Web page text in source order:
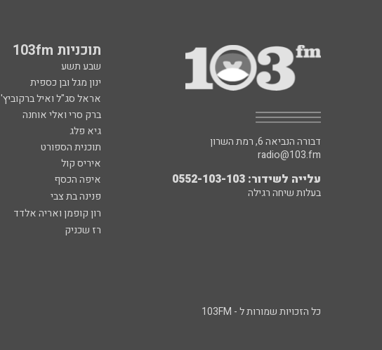
תוכניות 103fm
שבע תשע
ינון מגל ובן כספית
אראל סג"ל ואיל ברקוביץ'
ברק סרי ואלי אוחנה
גיא פלג
תוכנית הספורט
איריס קול
איפה הכסף
פנינה בת צבי
רון קופמן ואריה אלדד
רז שכניק
דבורה הנביאה 6, רמת השרון
radio@103.fm
עלייה לשידור: 0552-103-103
בעלות שיחה רגילה
כל הזכויות שמורות ל - 103FM